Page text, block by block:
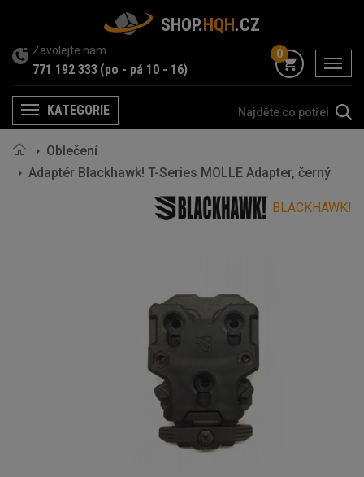
SHOP.HQH.CZ
Zavolejte nám
771 192 333 (po - pá 10 - 16) menu
0
MenuKATEGORIE
Oblečení
Adaptér Blackhawk! T-Series MOLLE Adapter, černý
BLACKHAWK!